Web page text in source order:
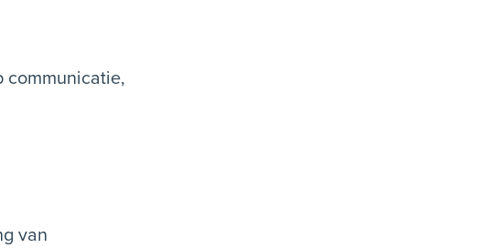
communicatie,
van